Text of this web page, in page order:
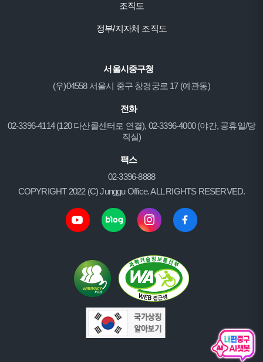
조직도
정부/지자체 조직도
서울시중구청
(우)04558 서울시 중구 창경궁로 17 (예관동)
전화
02-3396-4114 (120 다산콜센터로 연결), 02-3396-4000 (야간, 공휴일/당
직실)
팩스
02-3396-8888
COPYRIGHT 2022 (C) Junggu Office. ALL RIGHTS RESERVED.